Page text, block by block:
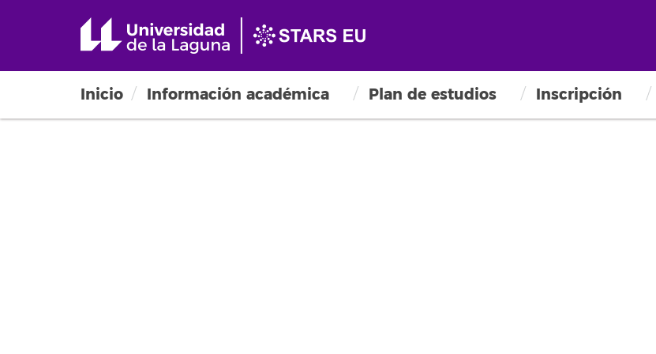
Inicio Información académica Plan de estudios Inscripción